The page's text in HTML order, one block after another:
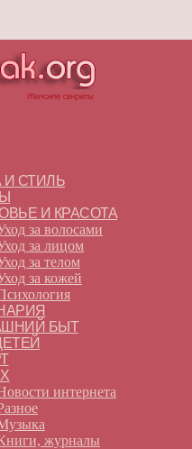
И СТИЛЬ
И КРАСОТА
за волосами
за лицом
за телом
за кожей
БЫТ
интернета
журналы